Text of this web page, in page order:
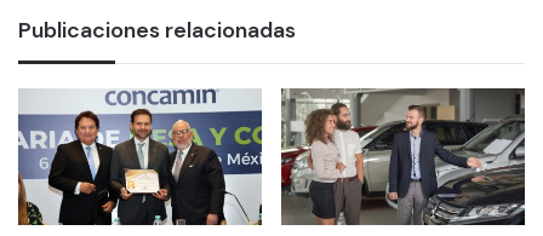
Publicaciones relacionadas